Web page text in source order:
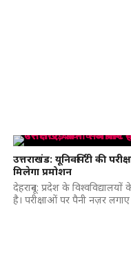
उत्तराखंड: यूनिवर्सिटी की
मिलेगा प्रमोशन
देहरादून: प्रदेश के
है। परीक्षाओं पर पैनी नज़र लगाए